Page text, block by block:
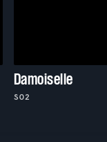
Damoiselle
S02